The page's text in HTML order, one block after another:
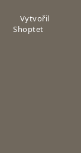
Vytvořil
Shoptet